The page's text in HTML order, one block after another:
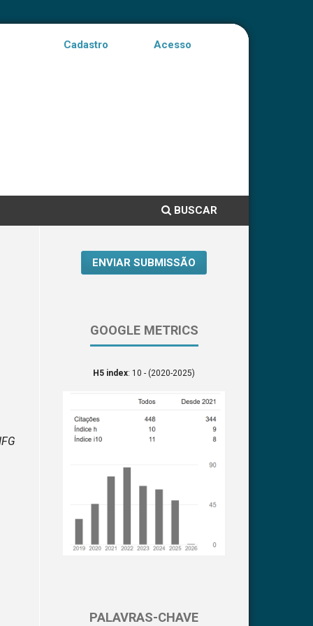
BUSCAR
Cadastro Acesso
ENVIAR SUBMISSÃO
GOOGLE METRICS
H5 index: 10 - (2020-2025)
PALAVRAS-CHAVE